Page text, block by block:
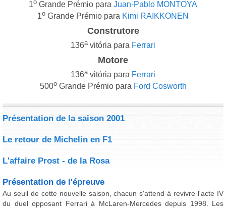
1o Grande Prémio para Juan-Pablo MONTOYA
1o Grande Prémio para Kimi RAIKKONEN
Construtore
136avitória para Ferrari
Motore
136avitória para Ferrari
500oGrande Prémio para Ford Cosworth
Présentation de la saison 2001
Le retour de Michelin en F1
L'affaire Prost - de la Rosa
Présentation de l'épreuve
Au seuil de cette nouvelle saison, chacun s'attend à revivre l'acte IV
du duel opposant Ferrari à McLaren-Mercedes depuis 1998. Les